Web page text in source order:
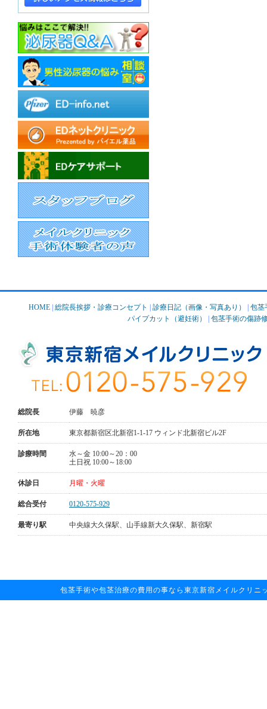
HOME| 総院長挨拶・診療コンセプト | 診療日記（画像・写真あり） | 包茎
パイプカット（避妊術）
| 包茎手術の傷跡
総院長 伊藤 暁彦
所在地 東京都新宿区北新宿1-1-17 ウィンド北新宿ビル2F
診療時間
水～金 10:00～20：00
土日祝 10:00～18:00
休診日 月曜・火曜
総合受付 0120-575-929
最寄り駅 中央線大久保駅、山手線新大久保駅、新宿駅
包茎手術や包茎治療の費用の事なら東京新宿メイルクリ